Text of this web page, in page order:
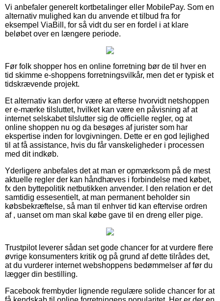
Vi anbefaler generelt kortbetalinger eller MobilePay. Som en
alternativ mulighed kan du anvende et tilbud fra for
eksempel ViaBill, for så vidt du ser en fordel i at klare
beløbet over en længere periode.
Før folk shopper hos en online forretning bør de til hver en
tid skimme e-shoppens forretningsvilkår, men det er typisk et
tidskrævende projekt.
Et alternativ kan derfor være at efterse hvorvidt netshoppen
er e-mærke tilsluttet, hvilket kan være en påvisning af at
internet selskabet tilslutter sig de officielle regler, og at
online shoppen nu og da besøges af jurister som har
ekspertise inden for lovgivningen. Dette er en god lejlighed
til at få assistance, hvis du får vanskeligheder i processen
med dit indkøb.
Yderligere anbefales det at man er opmærksom på de mest
aktuelle regler der kan håndhæves i forbindelse med købet,
fx den byttepolitik netbutikken anvender. I den relation er det
samtidig essesentielt, at man permanent beholder sin
købsbekræftelse, så man til enhver tid kan eftervise ordren
af , uanset om man skal købe gave til en dreng eller pige.
Trustpilot leverer sådan set gode chancer for at vurdere flere
øvrige konsumenters kritik og på grund af dette tilrådes det,
at du vurderer internet webshoppens bedømmelser af før du
lægger din bestilling.
Facebook frembyder lignende regulære solide chancer for at